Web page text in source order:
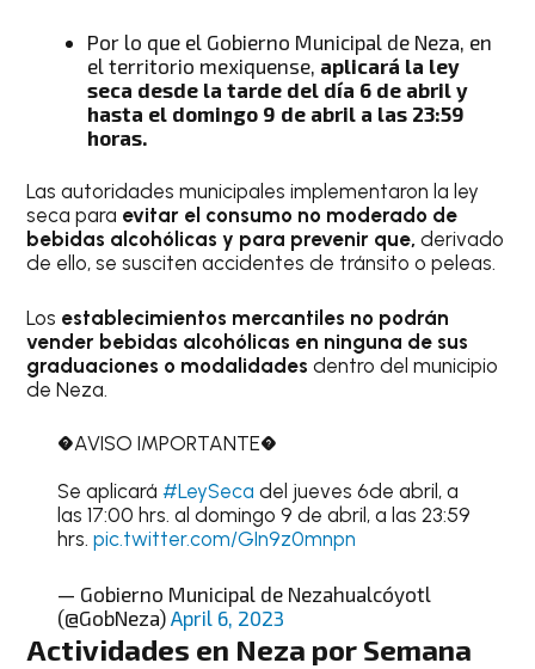
Por lo que el Gobierno Municipal de Neza, en
el territorio mexiquense, aplicará la ley
seca desde la tarde del día 6 de abril y
hasta el domingo 9 de abril a las 23:59
horas.
Las autoridades municipales implementaron la ley
seca para evitar el consumo no moderado de
bebidas alcohólicas y para prevenir que, derivado
de ello, se susciten accidentes de tránsito o peleas.
Los establecimientos mercantiles no podrán
vender bebidas alcohólicas en ninguna de sus
graduaciones o modalidadesdentro del municipio
de Neza.
�AVISO IMPORTANTE�
Se aplicará #LeySeca del jueves 6de abril, a
las 17:00 hrs. al domingo 9 de abril, a las 23:59
hrs. pic.twitter.com/GIn9z0mnpn
— Gobierno Municipal de Nezahualcóyotl
(@GobNeza) April 6, 2023
Actividades en Neza por Semana